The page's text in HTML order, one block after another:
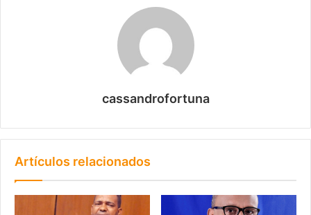
cassandrofortuna
Artículos relacionados